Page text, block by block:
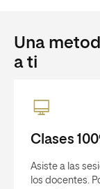
Una
a ti
Clases
Asiste a las
los docentes.